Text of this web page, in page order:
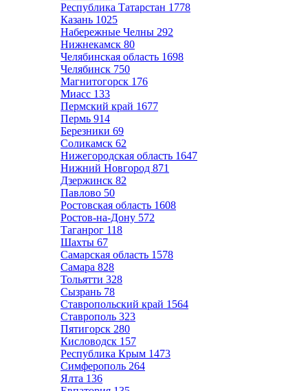
Республика Татарстан 1778
Казань 1025
Набережные Челны 292
Нижнекамск 80
Челябинская область 1698
Челябинск 750
Магнитогорск 176
Миасс 133
Пермский край 1677
Пермь 914
Березники 69
Соликамск 62
Нижегородская область 1647
Нижний Новгород 871
Дзержинск 82
Павлово 50
Ростовская область 1608
Ростов-на-Дону 572
Таганрог 118
Шахты 67
Самарская область 1578
Самара 828
Тольятти 328
Сызрань 78
Ставропольский край 1564
Ставрополь 323
Пятигорск 280
Кисловодск 157
Республика Крым 1473
Симферополь 264
Ялта 136